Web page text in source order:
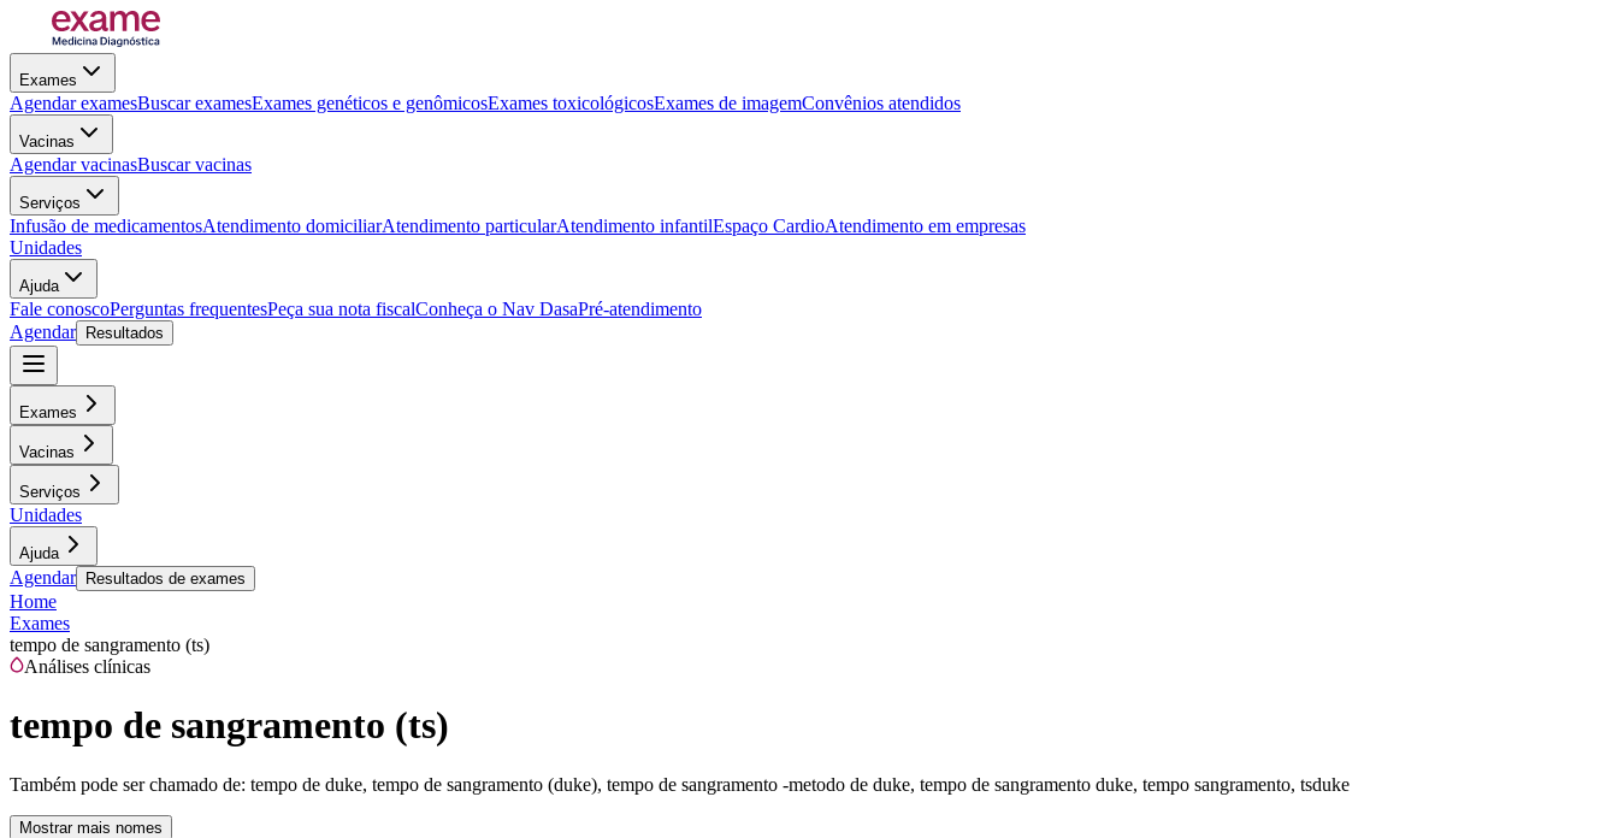
Exames
Agendar examesBuscar examesExames genéticos e genômicosExames toxicológicosExames de imagemConvênios atendidos
Vacinas
Agendar vacinasBuscar vacinas
Serviços
Infusão de medicamentosAtendimento domiciliarAtendimento particularAtendimento infantilEspaço CardioAtendimento em empresas
Unidades
Ajuda
Fale conoscoPerguntas frequentesPeça sua nota fiscalConheça o Nav DasaPré-atendimento
Agendar
Resultados
Exames
Vacinas
Serviços
Unidades
Ajuda
Agendar Resultados de exames
Home
Exames
tempo de sangramento (ts)
Análises clínicas
tempo de sangramento (ts)
Também pode ser chamado de: tempo de duke, tempo de sangramento (duke), tempo de sangramento -metodo de duke, tempo de sangramento duke, tempo sangramento, tsduke
Mostrar mais nomes